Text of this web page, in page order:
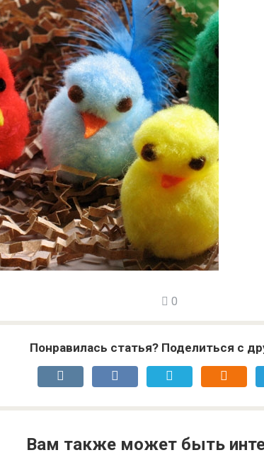
0
Понравилась статья? Поделиться с
Вам также может быть